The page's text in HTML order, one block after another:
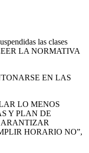
las clases
LA NORMATIVA
EN LAS
LO MENOS
Y PLAN DE
HORARIO NO”,